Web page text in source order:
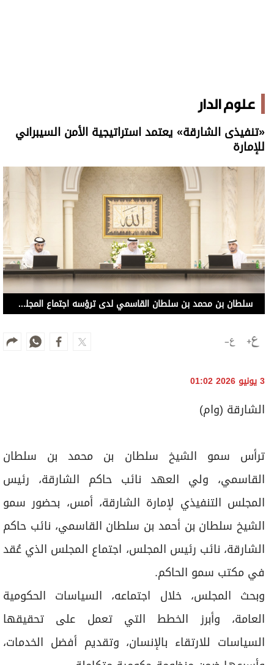
سلطان بن محمد بن سلطان القاسمي لدى ترؤسه اجتماع المجلس التنفيذي بحضور سلطان بن أحمد بن سلطان القاسمي (وام)
3 يونيو 2026 01:02
الشارقة (وام)
القاسمي، ولي العهد نائب حاكم الشارقة، رئيس
المجلس التنفيذي لإمارة الشارقة، أمس، بحضور سمو
الشارقة، نائب رئيس المجلس، اجتماع المجلس الذي عُقد
في مكتب سمو الحاكم.
وبحث المجلس، خلال اجتماعه، السياسات الحكومية
العامة، وأبرز الخطط التي تعمل على تحقيقها
السياسات للارتقاء بالإنسان، وتقديم أفضل الخدمات،
وأسرعها ضمن منظومة حكومية متكاملة.
واطّلع المجلس على جهود مركز الشارقة للأمن
السيبراني في وضع منظومة متكاملة لأمن المعلومات
والأمن السيبراني وترسيخ ثقافتها، وتأهيل القدرات